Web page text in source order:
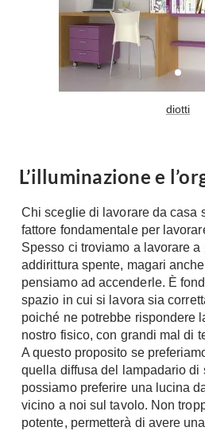
Materassi
Lattice
Memory Foam
Bagno
Arredo Bagno
Sanitari
Cabine Doccia
Idromassaggio
Accessori Bagno
Rubinetteria
Vasche da Bagno
Giardino
Arredo giardino
diotti
L’illuminazione e
Chi sceglie di lavorare da casa
fattore fondamentale per
Spesso ci troviamo a lavorare
addirittura spente, magari
pensiamo ad accenderle. È
spazio in cui si lavora sia
poiché ne potrebbe rispondere
nostro fisico, con grandi mal di
A questo proposito se
quella diffusa del lampadario di
possiamo preferire una lucina
vicino a noi sul tavolo. Non
potente, permetterà di avere